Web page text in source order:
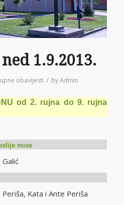
1.9.2013.
obavijesti / byAdmin
od 2. rujna do 9. rujna
mise
Kata i Ante Periša